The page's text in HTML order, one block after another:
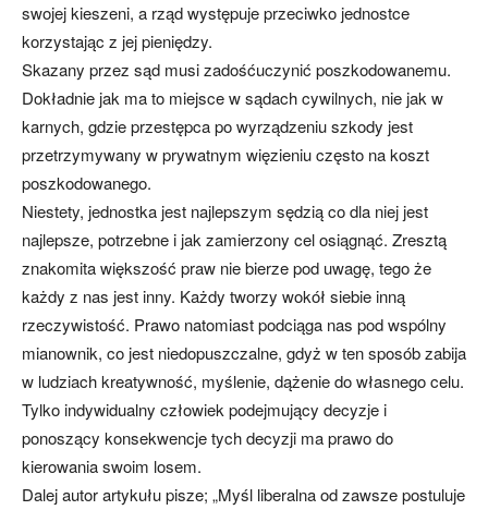
swojej kieszeni, a rząd występuje przeciwko jednostce
korzystając z jej pieniędzy.
Skazany przez sąd musi zadośćuczynić poszkodowanemu.
Dokładnie jak ma to miejsce w sądach cywilnych, nie jak w
karnych, gdzie przestępca po wyrządzeniu szkody jest
przetrzymywany w prywatnym więzieniu często na koszt
poszkodowanego.
Niestety, jednostka jest najlepszym sędzią co dla niej jest
najlepsze, potrzebne i jak zamierzony cel osiągnąć. Zresztą
znakomita większość praw nie bierze pod uwagę, tego że
każdy z nas jest inny. Każdy tworzy wokół siebie inną
rzeczywistość. Prawo natomiast podciąga nas pod wspólny
mianownik, co jest niedopuszczalne, gdyż w ten sposób zabija
w ludziach kreatywność, myślenie, dążenie do własnego celu.
Tylko indywidualny człowiek podejmujący decyzje i
ponoszący konsekwencje tych decyzji ma prawo do
kierowania swoim losem.
Dalej autor artykułu pisze; „Myśl liberalna od zawsze postuluje